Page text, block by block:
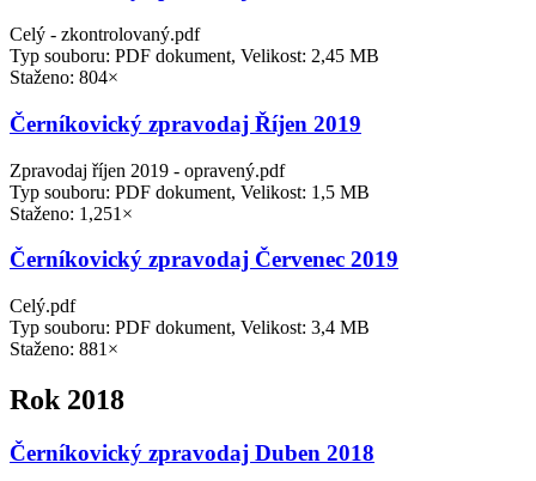
Celý - zkontrolovaný.pdf
Typ souboru: PDF dokument, Velikost: 2,45 MB
Staženo: 804×
Černíkovický zpravodaj Říjen 2019
Zpravodaj říjen 2019 - opravený.pdf
Typ souboru: PDF dokument, Velikost: 1,5 MB
Staženo: 1,251×
Černíkovický zpravodaj Červenec 2019
Celý.pdf
Typ souboru: PDF dokument, Velikost: 3,4 MB
Staženo: 881×
Rok 2018
Černíkovický zpravodaj Duben 2018